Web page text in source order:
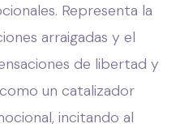
Representa la
arraigadas y el
de libertad y
un catalizador
incitando al